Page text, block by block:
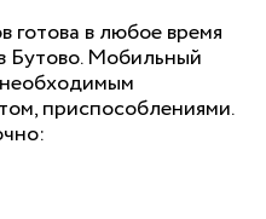
готова в любое время
Бутово. Мобильный
приспособлениями.